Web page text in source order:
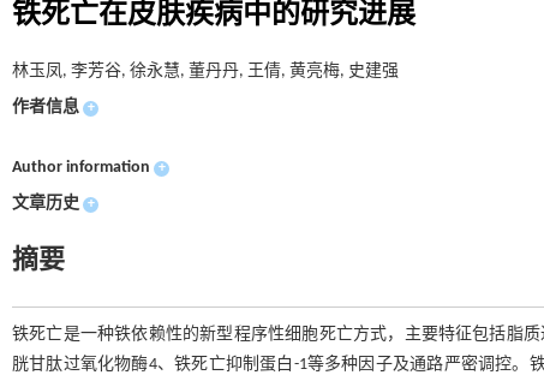
铁死亡在皮肤疾病中的研究进展
林玉凤, 李芳谷, 徐永慧, 董丹丹, 王倩, 黄亮梅, 史建强
作者信息 +
Author information +
文章历史 +
摘要
铁死亡是一种铁依赖性的新型程序性细胞死亡方式，主要特征包括脂
胱甘肽过氧化物酶4、铁死亡抑制蛋白-1等多种因子及通路严密调控